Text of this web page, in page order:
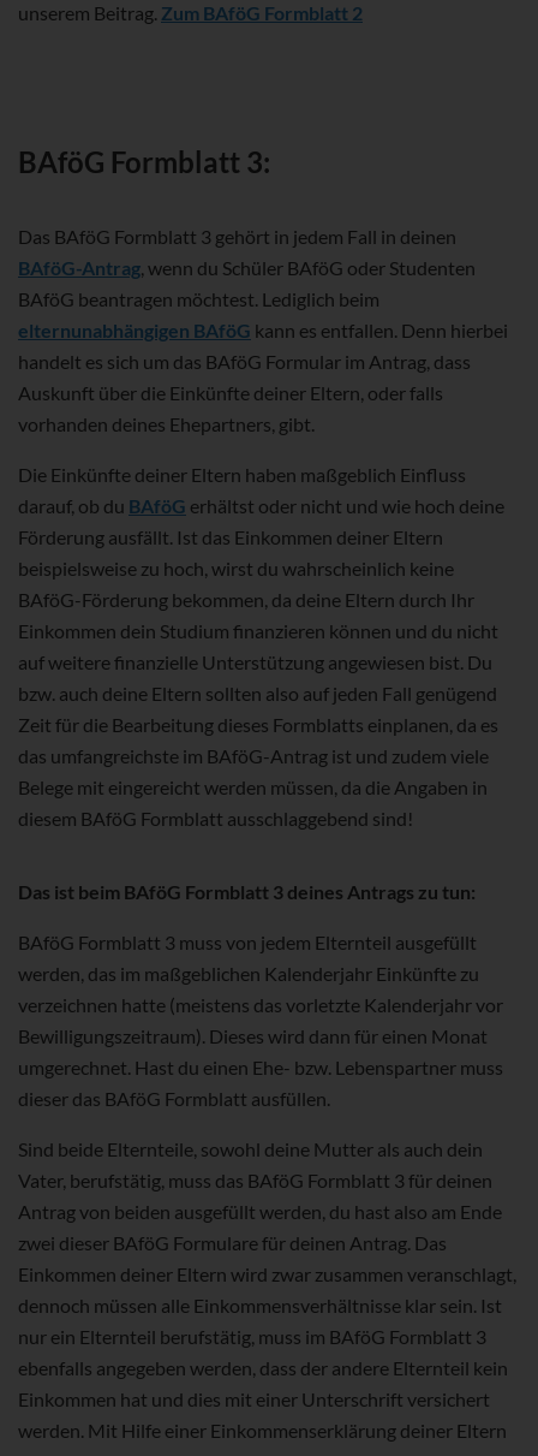
unserem Beitrag. Zum BAföG Formblatt 2
BAföG Formblatt 3:
Das BAföG Formblatt 3 gehört in jedem Fall in deinen
BAföG-Antrag, wenn du Schüler BAföG oder Studenten
BAföG beantragen möchtest. Lediglich beim
elternunabhängigen BAföG kann es entfallen. Denn hierbei
handelt es sich um das BAföG Formular im Antrag, dass
Auskunft über die Einkünfte deiner Eltern, oder falls
vorhanden deines Ehepartners, gibt.
Die Einkünfte deiner Eltern haben maßgeblich Einfluss
darauf, ob du BAföG erhältst oder nicht und wie hoch deine
Förderung ausfällt. Ist das Einkommen deiner Eltern
beispielsweise zu hoch, wirst du wahrscheinlich keine
BAföG-Förderung bekommen, da deine Eltern durch Ihr
Einkommen dein Studium finanzieren können und du nicht
auf weitere finanzielle Unterstützung angewiesen bist. Du
bzw. auch deine Eltern sollten also auf jeden Fall genügend
Zeit für die Bearbeitung dieses Formblatts einplanen, da es
das umfangreichste im BAföG-Antrag ist und zudem viele
Belege mit eingereicht werden müssen, da die Angaben in
diesem BAföG Formblatt ausschlaggebend sind!
Das ist beim BAföG Formblatt 3 deines Antrags zu tun:
BAföG Formblatt 3 muss von jedem Elternteil ausgefüllt
werden, das im maßgeblichen Kalenderjahr Einkünfte zu
verzeichnen hatte (meistens das vorletzte Kalenderjahr vor
Bewilligungszeitraum). Dieses wird dann für einen Monat
umgerechnet. Hast du einen Ehe- bzw. Lebenspartner muss
dieser das BAföG Formblatt ausfüllen.
Sind beide Elternteile, sowohl deine Mutter als auch dein
Vater, berufstätig, muss das BAföG Formblatt 3 für deinen
Antrag von beiden ausgefüllt werden, du hast also am Ende
zwei dieser BAföG Formulare für deinen Antrag. Das
Einkommen deiner Eltern wird zwar zusammen veranschlagt,
dennoch müssen alle Einkommensverhältnisse klar sein. Ist
nur ein Elternteil berufstätig, muss im BAföG Formblatt 3
ebenfalls angegeben werden, dass der andere Elternteil kein
Einkommen hat und dies mit einer Unterschrift versichert
werden. Mit Hilfe einer Einkommenserklärung deiner Eltern